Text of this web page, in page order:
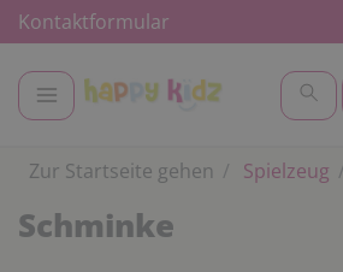
Kontaktformular
Zur Startseite gehen Spielzeug
Schminke